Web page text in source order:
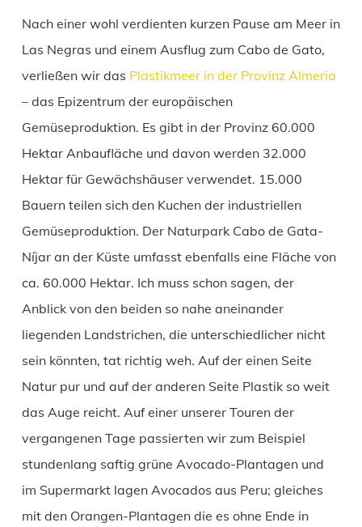
Nach einer wohl verdienten kurzen Pause am Meer in
Las Negras und einem Ausflug zum Cabo de Gato,
verließen wir das Plastikmeer in der Provinz Almeria
– das Epizentrum der europäischen
Gemüseproduktion. Es gibt in der Provinz 60.000
Hektar Anbaufläche und davon werden 32.000
Hektar für Gewächshäuser verwendet. 15.000
Bauern teilen sich den Kuchen der industriellen
Gemüseproduktion. Der Naturpark Cabo de Gata-
Níjar an der Küste umfasst ebenfalls eine Fläche von
ca. 60.000 Hektar. Ich muss schon sagen, der
Anblick von den beiden so nahe aneinander
liegenden Landstrichen, die unterschiedlicher nicht
sein könnten, tat richtig weh. Auf der einen Seite
Natur pur und auf der anderen Seite Plastik so weit
das Auge reicht. Auf einer unserer Touren der
vergangenen Tage passierten wir zum Beispiel
stundenlang saftig grüne Avocado-Plantagen und
im Supermarkt lagen Avocados aus Peru; gleiches
mit den Orangen-Plantagen die es ohne Ende in